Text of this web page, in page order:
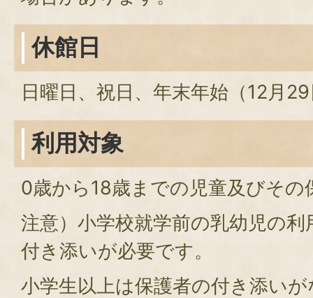
休館日
日曜日、祝日、年末年始（12月
利用対象
0歳から18歳までの児童及びその
注意）小学校就学前の乳幼児の
付き添いが必要です。
小学生以上は保護者の付き添い